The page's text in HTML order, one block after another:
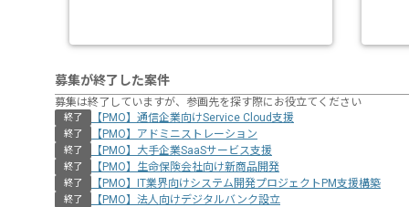
募集が終了した案件
募集は終了していますが、参画先を探す際にお役立てください
終了 【PMO】通信企業向けService Cloud支援
終了 【PMO】アドミニストレーション
終了 【PMO】大手企業SaaSサービス支援
終了 【PMO】生命保険会社向け新商品開発
終了 【PMO】IT業界向けシステム開発プロジェクトPM支援構築
終了 【PMO】法人向けデジタルバンク設立